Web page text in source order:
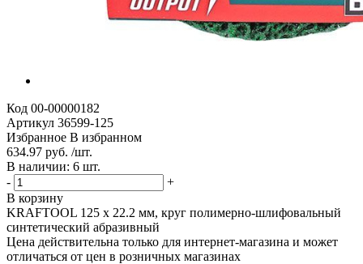
Код 00-00000182
Артикул 36599-125
Избранное В избранном
634.97 руб. /шт.
В наличии: 6 шт.
-
+
В корзину
KRAFTOOL 125 х 22.2 мм, круг полимерно-шлифовальный
синтетический абразивный
Цена действительна только для интернет-магазина и может
отличаться от цен в розничных магазинах